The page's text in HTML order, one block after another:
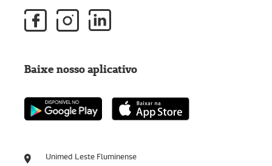
Unimed Leste Fluminense
Baixe nosso aplicativo